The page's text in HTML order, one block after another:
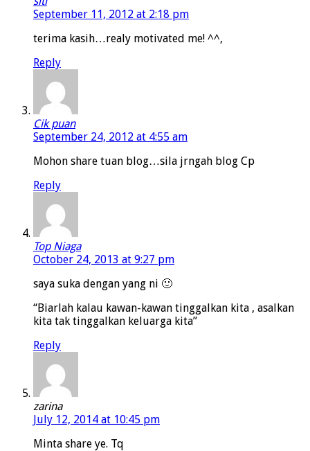
September 11, 2012 at 2:18 pm
terima kasih…realy motivated me! ^^,
Reply
Cik puan
September 24, 2012 at 4:55 am
Mohon share tuan blog…sila jrngah blog Cp
Reply
Top Niaga
October 24, 2013 at 9:27 pm
saya suka dengan yang ni 🙂
“Biarlah kalau kawan-kawan tinggalkan kita , asalkan
kita tak tinggalkan keluarga kita”
Reply
zarina
July 12, 2014 at 10:45 pm
Minta share ye. Tq